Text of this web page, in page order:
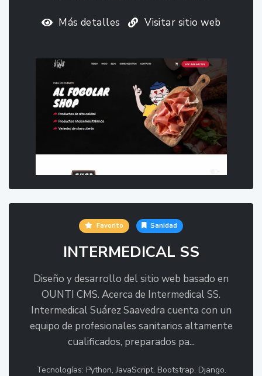
Más detalles Visitar sitio web
Favorito Sanidad
INTERMEDICAL SS
Diseño y desarrollo del sitio web basado en
OUNTI CMS. Acerca de Intermedical SS.
Intermedical Suárez Saavedra cuenta con un
equipo de profesionales sanitarios altamente
cualificados, preparados pa...
Tecnologías: Python, JavaScript, Bootstrap, Django.